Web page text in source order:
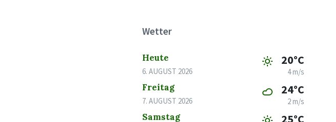
Wetter
Heute
6. AUGUST 2026
20°C
4 m/s
Freitag
7. AUGUST 2026
24°C
2 m/s
Samstag 25°C